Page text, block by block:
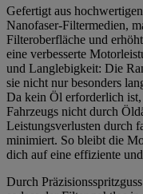
Gefertigt aus
Nanofaser-Filtermedien,
Filteroberfläche und
eine verbesserte
und Langlebigkeit: Die
sie nicht nur besonders
Da kein Öl erforderlich ist,
Fahrzeugs nicht durch
Leistungsverlusten durch
minimiert. So bleibt die
dich auf eine effiziente
Durch